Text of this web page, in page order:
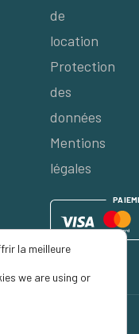
de
location
Protection
des
données
Mentions
légales
PAIEM
la meilleure
we are using or